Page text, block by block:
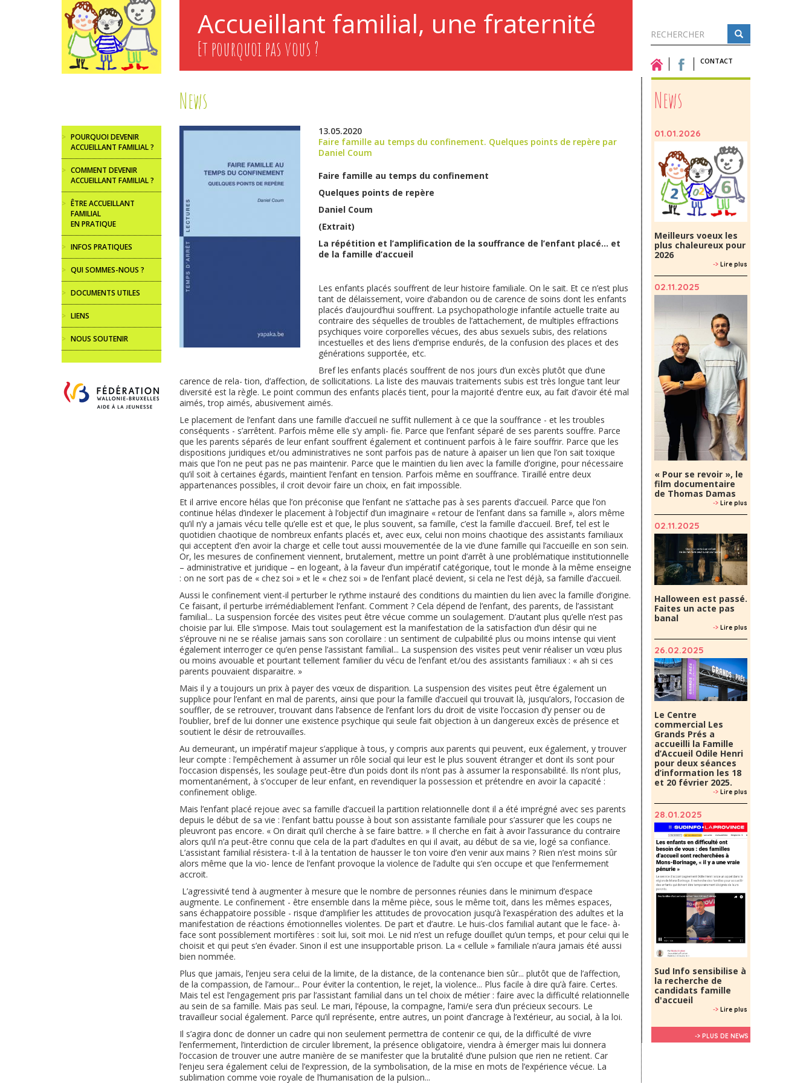
Accueillant familial, une fraternité
Et pourquoi pas vous ?
Formulaire
de
recherche
Rechercher CONTACT
> POURQUOI DEVENIR
ACCUEILLANT FAMILIAL ?
> COMMENT DEVENIR
ACCUEILLANT FAMILIAL ?
> ÊTRE ACCUEILLANT
FAMILIAL
EN PRATIQUE
> INFOS PRATIQUES
> QUI SOMMES-NOUS ?
> DOCUMENTS UTILES
> LIENS
> NOUS SOUTENIR
News
13.05.2020
Faire famille au temps du confinement. Quelques points de repère par
Daniel Coum
Faire famille au temps du confinement
Quelques points de repère
Daniel Coum
(Extrait)
La répétition et l’amplification de la souffrance de l’enfant placé... et
de la famille d’accueil
Les enfants placés souffrent de leur histoire familiale. On le sait. Et ce n’est plus
tant de délaissement, voire d’abandon ou de carence de soins dont les enfants
placés d’aujourd’hui souffrent. La psychopathologie infantile actuelle traite au
contraire des séquelles de troubles de l’attachement, de multiples effractions
psychiques voire corporelles vécues, des abus sexuels subis, des relations
incestuelles et des liens d’emprise endurés, de la confusion des places et des
générations supportée, etc.
Bref les enfants placés souffrent de nos jours d’un excès plutôt que d’une
carence de rela- tion, d’affection, de sollicitations. La liste des mauvais traitements subis est très longue tant leur
diversité est la règle. Le point commun des enfants placés tient, pour la majorité d’entre eux, au fait d’avoir été mal
aimés, trop aimés, abusivement aimés.
Le placement de l’enfant dans une famille d’accueil ne suffit nullement à ce que la souffrance - et les troubles
conséquents - s’arrêtent. Parfois même elle s’y ampli- fie. Parce que l’enfant séparé de ses parents souffre. Parce
que les parents séparés de leur enfant souffrent également et continuent parfois à le faire souffrir. Parce que les
dispositions juridiques et/ou administratives ne sont parfois pas de nature à apaiser un lien que l’on sait toxique
mais que l’on ne peut pas ne pas maintenir. Parce que le maintien du lien avec la famille d’origine, pour nécessaire
qu’il soit à certaines égards, maintient l’enfant en tension. Parfois même en souffrance. Tiraillé entre deux
appartenances possibles, il croit devoir faire un choix, en fait impossible.
Et il arrive encore hélas que l’on préconise que l’enfant ne s’attache pas à ses parents d’accueil. Parce que l’on
continue hélas d’indexer le placement à l’objectif d’un imaginaire « retour de l’enfant dans sa famille », alors même
qu’il n’y a jamais vécu telle qu’elle est et que, le plus souvent, sa famille, c’est la famille d’accueil. Bref, tel est le
quotidien chaotique de nombreux enfants placés et, avec eux, celui non moins chaotique des assistants familiaux
qui acceptent d’en avoir la charge et celle tout aussi mouvementée de la vie d’une famille qui l’accueille en son sein.
Or, les mesures de confinement viennent, brutalement, mettre un point d’arrêt à une problématique institutionnelle
– administrative et juridique – en logeant, à la faveur d’un impératif catégorique, tout le monde à la même enseigne
: on ne sort pas de « chez soi » et le « chez soi » de l’enfant placé devient, si cela ne l’est déjà, sa famille d’accueil.
Aussi le confinement vient-il perturber le rythme instauré des conditions du maintien du lien avec la famille d’origine.
Ce faisant, il perturbe irrémédiablement l’enfant. Comment ? Cela dépend de l’enfant, des parents, de l’assistant
familial... La suspension forcée des visites peut être vécue comme un soulagement. D’autant plus qu’elle n’est pas
choisie par lui. Elle s’impose. Mais tout soulagement est la manifestation de la satisfaction d’un désir qui ne
s’éprouve ni ne se réalise jamais sans son corollaire : un sentiment de culpabilité plus ou moins intense qui vient
également interroger ce qu’en pense l’assistant familial... La suspension des visites peut venir réaliser un vœu plus
ou moins avouable et pourtant tellement familier du vécu de l’enfant et/ou des assistants familiaux : « ah si ces
parents pouvaient disparaitre. »
Mais il y a toujours un prix à payer des vœux de disparition. La suspension des visites peut être également un
supplice pour l’enfant en mal de parents, ainsi que pour la famille d’accueil qui trouvait là, jusqu’alors, l’occasion de
souffler, de se retrouver, trouvant dans l’absence de l’enfant lors du droit de visite l’occasion d’y penser ou de
l’oublier, bref de lui donner une existence psychique qui seule fait objection à un dangereux excès de présence et
soutient le désir de retrouvailles.
Au demeurant, un impératif majeur s’applique à tous, y compris aux parents qui peuvent, eux également, y trouver
leur compte : l’empêchement à assumer un rôle social qui leur est le plus souvent étranger et dont ils sont pour
l’occasion dispensés, les soulage peut-être d’un poids dont ils n’ont pas à assumer la responsabilité. Ils n’ont plus,
momentanément, à s’occuper de leur enfant, en revendiquer la possession et prétendre en avoir la capacité :
confinement oblige.
Mais l’enfant placé rejoue avec sa famille d’accueil la partition relationnelle dont il a été imprégné avec ses parents
depuis le début de sa vie : l’enfant battu pousse à bout son assistante familiale pour s’assurer que les coups ne
pleuvront pas encore. « On dirait qu’il cherche à se faire battre. » Il cherche en fait à avoir l’assurance du contraire
alors qu’il n’a peut-être connu que cela de la part d’adultes en qui il avait, au début de sa vie, logé sa confiance.
L’assistant familial résistera- t-il à la tentation de hausser le ton voire d’en venir aux mains ? Rien n’est moins sûr
alors même que la vio- lence de l’enfant provoque la violence de l’adulte qui s’en occupe et que l’enfermement
accroit.
L’agressivité tend à augmenter à mesure que le nombre de personnes réunies dans le minimum d’espace
augmente. Le confinement - être ensemble dans la même pièce, sous le même toit, dans les mêmes espaces,
sans échappatoire possible - risque d’amplifier les attitudes de provocation jusqu’à l’exaspération des adultes et la
manifestation de réactions émotionnelles violentes. De part et d’autre. Le huis-clos familial autant que le face- à-
face sont possiblement mortifères : soit lui, soit moi. Le nid n’est un refuge douillet qu’un temps, et pour celui qui le
choisit et qui peut s’en évader. Sinon il est une insupportable prison. La « cellule » familiale n’aura jamais été aussi
bien nommée.
Plus que jamais, l’enjeu sera celui de la limite, de la distance, de la contenance bien sûr... plutôt que de l’affection,
de la compassion, de l’amour... Pour éviter la contention, le rejet, la violence... Plus facile à dire qu’à faire. Certes.
Mais tel est l’engagement pris par l’assistant familial dans un tel choix de métier : faire avec la difficulté relationnelle
au sein de sa famille. Mais pas seul. Le mari, l’épouse, la compagne, l’ami/e sera d’un précieux secours. Le
travailleur social également. Parce qu’il représente, entre autres, un point d’ancrage à l’extérieur, au social, à la loi.
Il s’agira donc de donner un cadre qui non seulement permettra de contenir ce qui, de la difficulté de vivre
l’enfermement, l’interdiction de circuler librement, la présence obligatoire, viendra à émerger mais lui donnera
l’occasion de trouver une autre manière de se manifester que la brutalité d’une pulsion que rien ne retient. Car
l’enjeu sera également celui de l’expression, de la symbolisation, de la mise en mots de l’expérience vécue. La
sublimation comme voie royale de l’humanisation de la pulsion...
News
01.01.2026
Meilleurs voeux les
plus chaleureux pour
2026
-> Lire plus
02.11.2025
« Pour se revoir », le
film documentaire
de Thomas Damas
-> Lire plus
02.11.2025
Halloween est passé.
Faites un acte pas
banal
-> Lire plus
26.02.2025
Le Centre
commercial Les
Grands Prés a
accueilli la Famille
d’Accueil Odile Henri
pour deux séances
d’information les 18
et 20 février 2025.
-> Lire plus
28.01.2025
Sud Info sensibilise à
la recherche de
candidats famille
d'accueil
-> Lire plus
-> PLUS DE NEWS